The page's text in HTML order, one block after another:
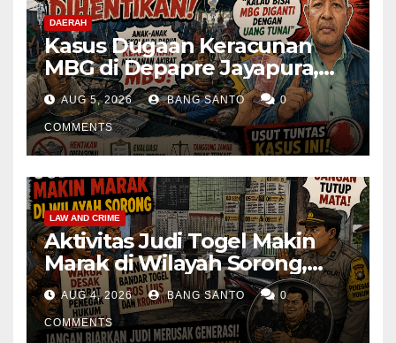
DAERAH
Kasus Dugaan Keracunan
MBG di Depapre Jayapura,
Aktivis Papua Minta
Operasional Dapur
Dihentikan & Evaluasi
Menyeluruh
AUG 5, 2026 BANG SANTO 0
COMMENTS
LAW AND CRIME
Aktivitas Judi Togel Makin
Marak di Wilayah Sorong,
Warga Desak Aparat Segera
Tangkap Bandar Luis dan
Kroninya
AUG 4, 2026 BANG SANTO 0
COMMENTS